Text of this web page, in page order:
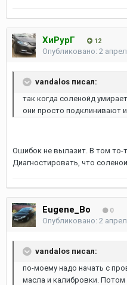
ХиРурГ 12
Опубликовано: 2
vandalos писал:
так когда соленойд
они просто подклинивают
Ошибок не вылазит. В том то-
Диагностировать, что
Eugene_Bo 0
Опубликовано: 2
vandalos писал:
по-моему надо начать с
масла и калибровки.